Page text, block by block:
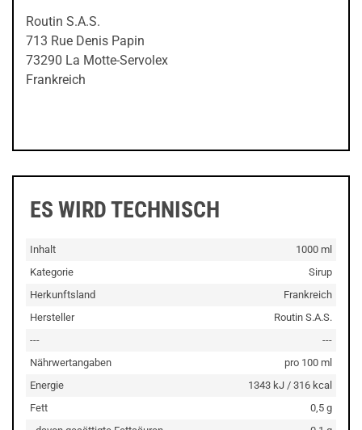
Routin S.A.S.
713 Rue Denis Papin
73290 La Motte-Servolex
Frankreich
ES WIRD TECHNISCH
Inhalt
1000 ml
Kategorie
Sirup
Herkunftsland
Frankreich
Hersteller
Routin S.A.S.
---
---
Nährwertangaben
pro 100 ml
Energie
1343 kJ / 316 kcal
Fett
0,5 g